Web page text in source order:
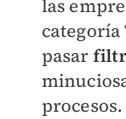
las
pasar
procesos.